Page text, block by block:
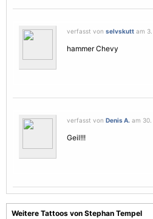
verfasst von selvskutt am
hammer Chevy
verfasst von Denis A. am
Geil!!!
Weitere Tattoos von Stephan Tempel